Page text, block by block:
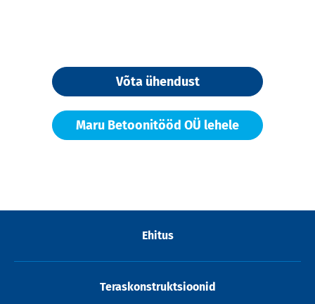
Võta ühendust
Maru Betoonitööd OÜ lehele
Ehitus
Teraskonstruktsioonid